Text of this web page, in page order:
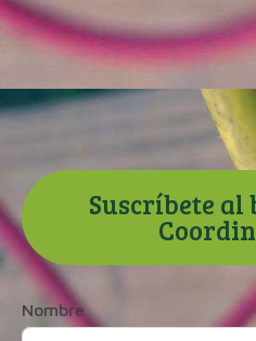
Suscríbete al
Nombre